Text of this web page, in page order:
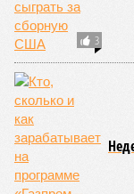
3